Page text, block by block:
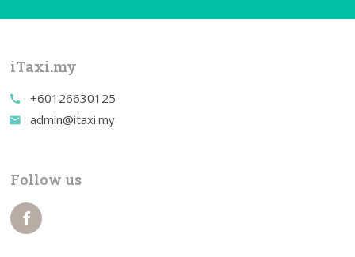
iTaxi.my
call +60126630125
email admin@itaxi.my
Follow us